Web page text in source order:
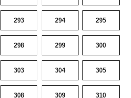
293 294 295
298 299 300
303 304 305
308 309 310